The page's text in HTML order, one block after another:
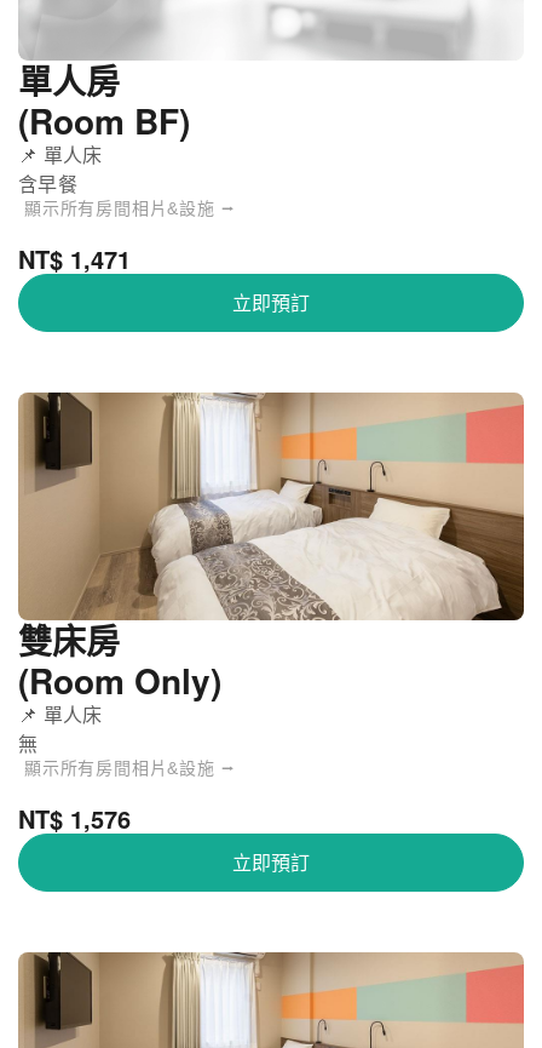
單人房
(Room BF)
📌 單人床
含早餐
顯示所有房間相片&設施 ⭢
NT$ 1,471
立即預訂
雙床房
(Room Only)
📌 單人床
無
顯示所有房間相片&設施 ⭢
NT$ 1,576
立即預訂